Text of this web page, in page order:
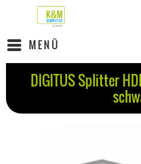
MENÜ
DIGITUS Splitter